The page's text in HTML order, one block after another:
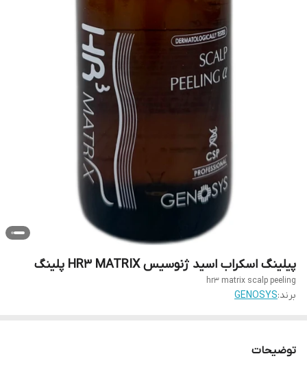
پیلینگ اسکراب اسید ژنوسیس HR3 MATRIX پلینگ
hr3 matrix scalp peeling
برند:GENOSYS
توضیحات